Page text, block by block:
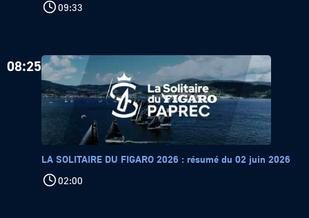
09:33
08:25
LA SOLITAIRE DU FIGARO 2026 : résumé du 02 juin 2026
02:00